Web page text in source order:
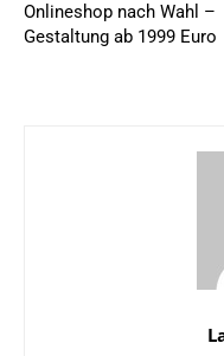
Onlineshop nach Wahl –
Gestaltung ab 1999 Euro